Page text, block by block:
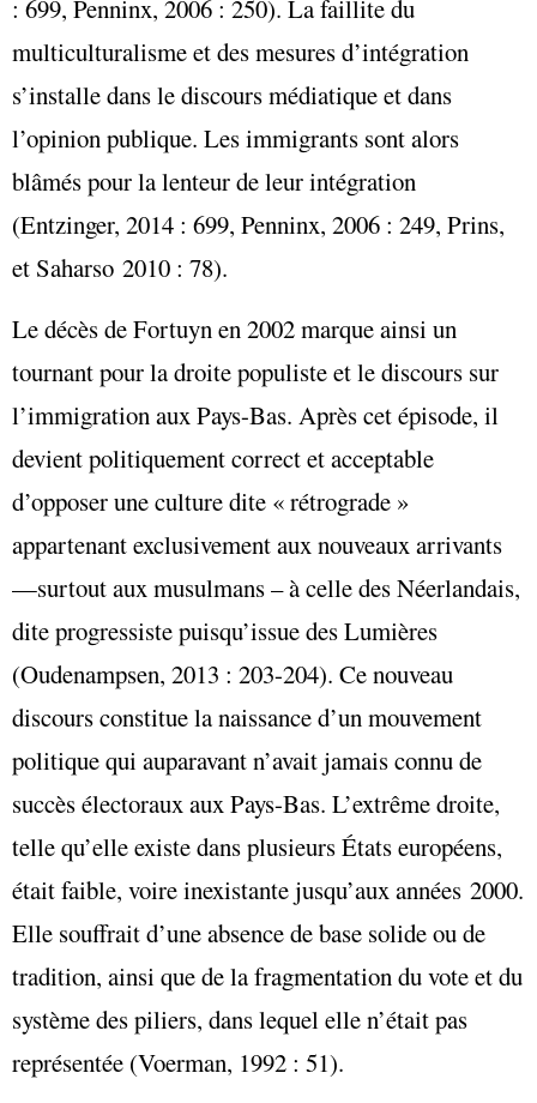
: 699, Penninx, 2006 : 250). La faillite du
multiculturalisme et des mesures d’intégration
s’installe dans le discours médiatique et dans
l’opinion publique. Les immigrants sont alors
blâmés pour la lenteur de leur intégration
(Entzinger, 2014 : 699, Penninx, 2006 : 249, Prins,
et Saharso 2010 : 78).
Le décès de Fortuyn en 2002 marque ainsi un
tournant pour la droite populiste et le discours sur
l’immigration aux Pays-Bas. Après cet épisode, il
devient politiquement correct et acceptable
d’opposer une culture dite « rétrograde »
appartenant exclusivement aux nouveaux arrivants
—surtout aux musulmans – à celle des Néerlandais,
dite progressiste puisqu’issue des Lumières
(Oudenampsen, 2013 : 203-204). Ce nouveau
discours constitue la naissance d’un mouvement
politique qui auparavant n’avait jamais connu de
succès électoraux aux Pays-Bas. L’extrême droite,
telle qu’elle existe dans plusieurs États européens,
était faible, voire inexistante jusqu’aux années 2000.
Elle souffrait d’une absence de base solide ou de
tradition, ainsi que de la fragmentation du vote et du
système des piliers, dans lequel elle n’était pas
représentée (Voerman, 1992 : 51).